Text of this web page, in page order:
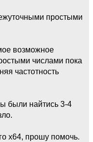
простыми
возможное
числами пока
частотность
были найтись 3-4
х64, прошу помочь.